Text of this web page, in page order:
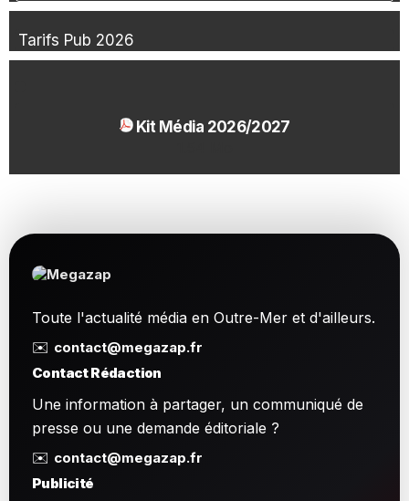
Tarifs Pub 2026
Kit Média 2026/2027
Toute l'actualité média en Outre-Mer et d'ailleurs.
✉️ contact@megazap.fr
Contact Rédaction
Une information à partager, un communiqué de
presse ou une demande éditoriale ?
✉️ contact@megazap.fr
Publicité